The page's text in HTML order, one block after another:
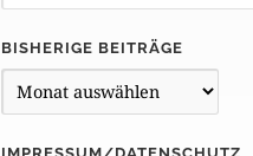
BISHERIGE BEITRÄGE
i
s